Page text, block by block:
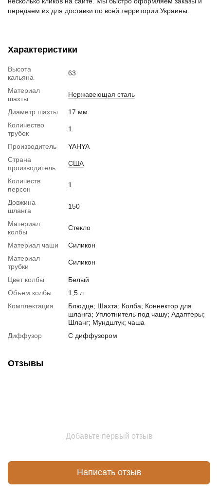
передаем их для доставки по всей территории Украины.
Характеристики
Высота
кальяна
63
Материал
шахты
Нержавеющая сталь
Диаметр шахты
17 мм
Количество
трубок
1
Производитель
YAHYA
Страна
производитель
США
Количеств
персон
1
Довжина
шланга
150
Материал
колбы
Стекло
Материал чаши
Силикон
Материал
трубки
Силикон
Цвет колбы
Белый
Объем колбы
1,5 л.
Комплектация
Блюдце; Шахта; Колба; Коннектор для
шланга; Уплотнитель под чашу; Адаптеры;
Шланг; Мундштук; чаша
Диффузор
С диффузором
Отзывы
Добавьте первый отзыв
Написать отзыв